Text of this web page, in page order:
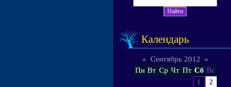
Календарь
« Сентябрь 2012
»
Пн Вт Ср Чт Пт Сб Вс
1
2